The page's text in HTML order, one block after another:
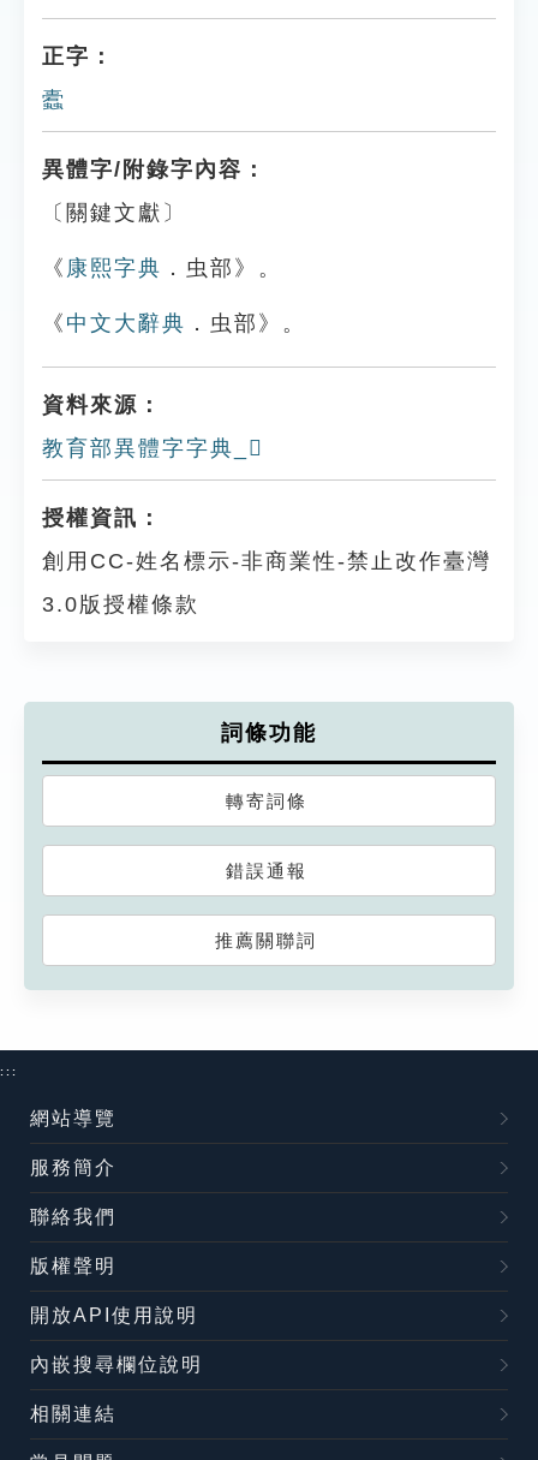
正字：
蠹
異體字/附錄字內容：
〔關鍵文獻〕
《 康熙字典 ．虫部》。
《 中文大辭典 ．虫部》。
資料來源：
教育部異體字字典_𧖌
授權資訊：
創用CC-姓名標示-非商業性-禁止改作臺灣
3.0版授權條款
詞條功能
轉寄詞條
錯誤通報
推薦關聯詞
:::
網站導覽
服務簡介
聯絡我們
版權聲明
開放API使用說明
內嵌搜尋欄位說明
相關連結